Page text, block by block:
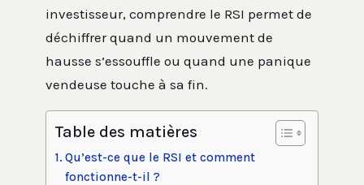
investisseur, comprendre le RSI permet de
déchiffrer quand un mouvement de
hausse s’essouffle ou quand une panique
vendeuse touche à sa fin.
Table des matières
Qu’est-ce que le RSI et comment
fonctionne-t-il ?